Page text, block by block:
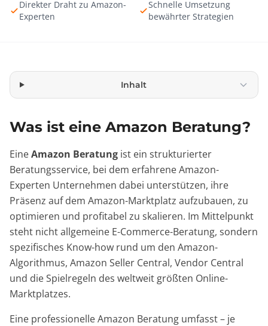
Direkter Draht zu Amazon-
Experten
Schnelle Umsetzung
bewährter Strategien
Inhalt
Was ist eine Amazon Beratung?
EineAmazon Beratung ist ein strukturierter
Beratungsservice, bei dem erfahrene Amazon-
Experten Unternehmen dabei unterstützen, ihre
Präsenz auf dem Amazon-Marktplatz aufzubauen, zu
optimieren und profitabel zu skalieren. Im Mittelpunkt
steht nicht allgemeine E-Commerce-Beratung, sondern
spezifisches Know-how rund um den Amazon-
Algorithmus, Amazon Seller Central, Vendor Central
und die Spielregeln des weltweit größten Online-
Marktplatzes.
Eine professionelle Amazon Beratung umfasst – je